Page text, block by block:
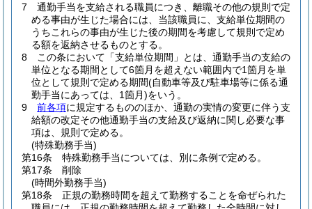
7
通勤手当を支給される職員につき、離職その他の規則で定
める事由が生じた場合には、当該職員に、支給単位期間の
うちこれらの事由が生じた後の期間を考慮して規則で定め
る額を返納させるものとする。
8
この条において「支給単位期間」とは、通勤手当の支給の
単位となる期間として6箇月を超えない範囲内で1箇月を単
位として規則で定める期間(自動車等及び駐車場等に係る通
勤手当にあっては、1箇月)をいう。
9
前各項に規定するもののほか、通勤の実情の変更に伴う支
給額の改定その他通勤手当の支給及び返納に関し必要な事
項は、規則で定める。
(特殊勤務手当)
第16条
特殊勤務手当については、別に条例で定める。
第17条
削除
(時間外勤務手当)
第18条
正規の勤務時間を超えて勤務することを命ぜられた